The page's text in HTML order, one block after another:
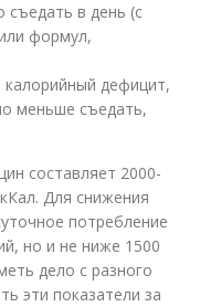
в день (с
формул,
дефицит,
меньше съедать,
составляет 2000-
Для снижения
потребление
но и не ниже 1500
дело с разного
эти показатели за